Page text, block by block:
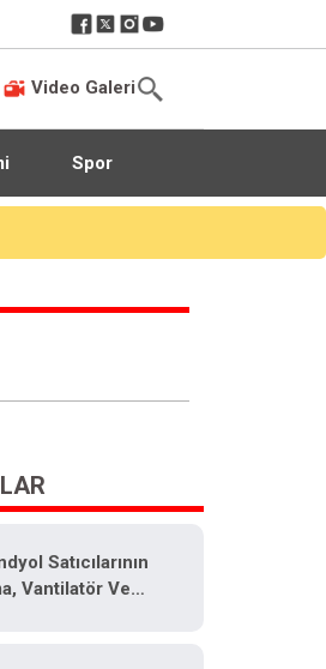
Video Galeri
Spor
Satıcılarının
Vantilatör Ve